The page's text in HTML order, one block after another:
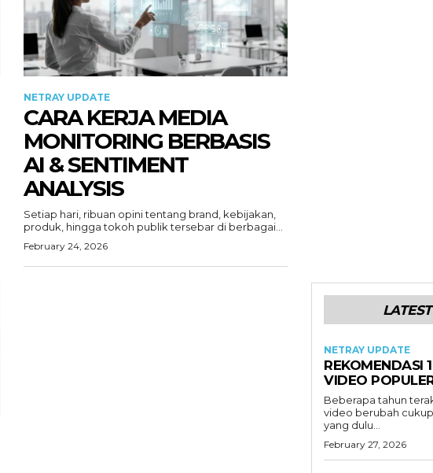
NETRAY UPDATE
CARA KERJA MEDIA
MONITORING BERBASIS
AI & SENTIMENT
ANALYSIS
Setiap hari, ribuan opini tentang brand, kebijakan,
produk, hingga tokoh publik tersebar di berbagai...
February 24, 2026
NETRAY UPDATE
REKOMENDASI
VIDEO
Beberapa tahun
video berubah
yang dulu...
February 27, 2026